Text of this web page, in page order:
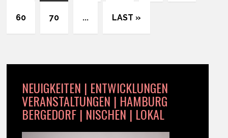
60 70 ... LAST »
NEUIGKEITEN | ENTWICKLUNGEN
VERANSTALTUNGEN | HAMBURG
BERGEDORF | NISCHEN | LOKAL